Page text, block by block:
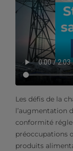
Les défis de la
l’augmentation
conformité
préoccupations
produits